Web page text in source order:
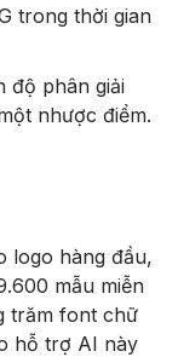
trong thời gian
độ phân giải
nhược điểm.
logo hàng đầu,
mẫu miễn
trăm font chữ
hỗ trợ AI này